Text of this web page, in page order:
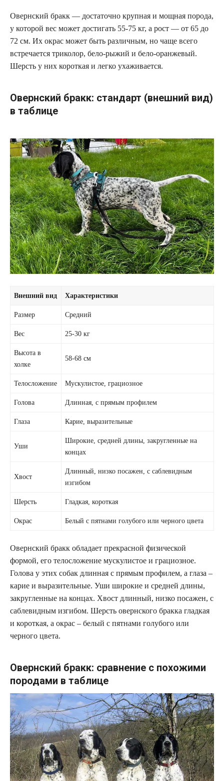
Овернский бракк — достаточно крупная и мощная порода,
у которой вес может достигать 55-75 кг, а рост — от 65 до
72 см. Их окрас может быть различным, но чаще всего
встречается триколор, бело-рыжий и бело-оранжевый.
Шерсть у них короткая и легко ухаживается.
Овернский бракк: стандарт (внешний вид)
в таблице
Внешний вид Характеристики
Размер Средний
Вес 25-30 кг
Высота в
холке
58-68 см
Телосложение Мускулистое, грациозное
Голова Длинная, с прямым профилем
Глаза Карие, выразительные
Уши
Широкие, средней длины, закругленные на
концах
Хвост
Длинный, низко посажен, с саблевидным
изгибом
Шерсть Гладкая, короткая
Окрас Белый с пятнами голубого или черного цвета
Овернский бракк обладает прекрасной физической
формой, его телосложение мускулистое и грациозное.
Голова у этих собак длинная с прямым профилем, а глаза –
карие и выразительные. Уши широкие и средней длины,
закругленные на концах. Хвост длинный, низко посажен, с
саблевидным изгибом. Шерсть овернского бракка гладкая
и короткая, а окрас – белый с пятнами голубого или
черного цвета.
Овернский бракк: сравнение с похожими
породами в таблице